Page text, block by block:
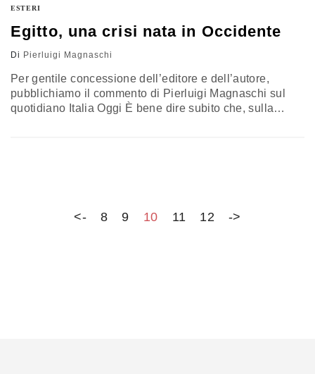
ESTERI
Egitto, una crisi nata in Occidente
Di Pierluigi Magnaschi
Per gentile concessione dell’editore e dell’autore,
pubblichiamo il commento di Pierluigi Magnaschi sul
quotidiano Italia Oggi È bene dire subito che, sulla
<- 8 9 10 11 12 ->